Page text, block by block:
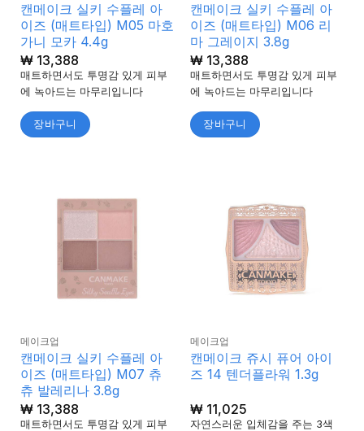
캔메이크 실키 수플레 아
이즈 (매트타입) M05 마호
가니 모카 4.4g
₩13,388
매트하면서도 투명감 있게 피부
에 녹아드는 마무리입니다
장바구니
캔메이크 실키 수플레 아
이즈 (매트타입) M06 리
마 그레이지 3.8g
₩13,388
매트하면서도 투명감 있게 피부
에 녹아드는 마무리입니다
장바구니
메이크업
캔메이크 실키 수플레 아
이즈 (매트타입) M07 츄
츄 발레리나 3.8g
₩13,388
매트하면서도 투명감 있게 피부
메이크업
캔메이크 쥬시 퓨어 아이
즈 14 텐더플라워 1.3g
₩11,025
자연스러운 입체감을 주는 3색